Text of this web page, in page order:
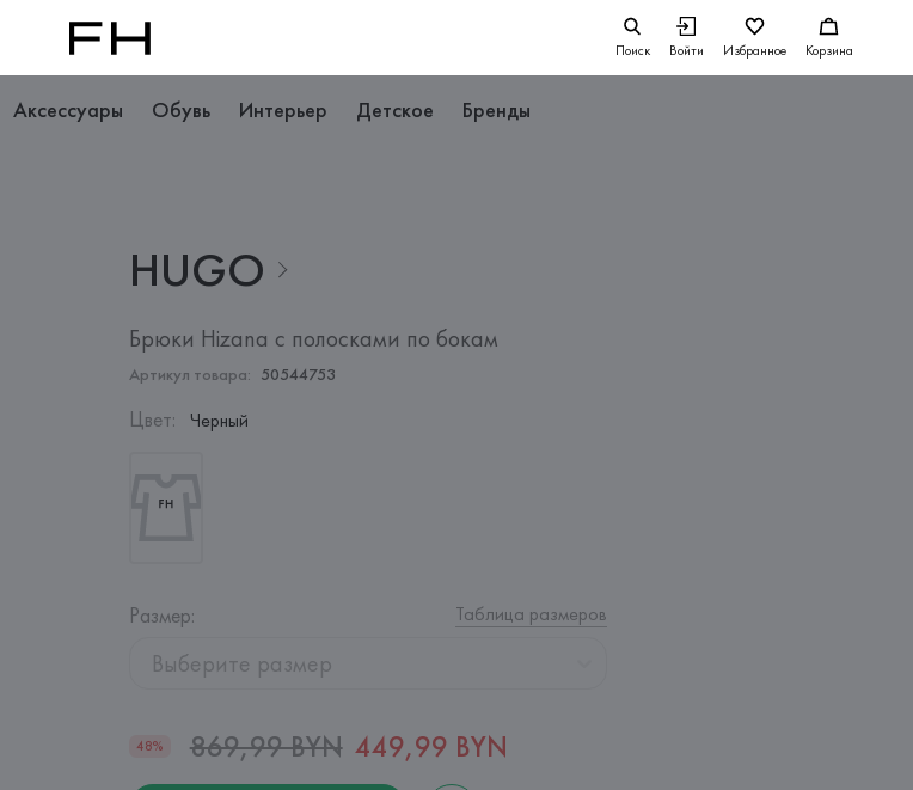
Поиск Войти Избранное Корзина
Аксессуары Обувь Интерьер Детское Бренды
HUGO
Брюки Hizana с полосками по бокам
Артикул товара: 50544753
Цвет: Черный
Размер: Таблица размеров
Выберите размер
48% 869,99 BYN 449,99 BYN